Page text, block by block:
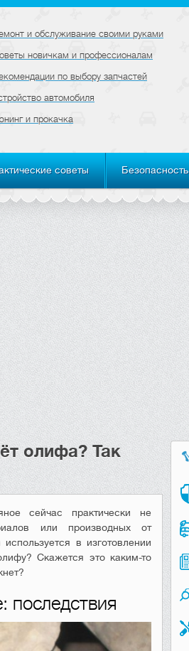
и обслуживание своими руками
новичкам и профессионалам
по выбору запчастей
автомобиля
и прокачка
советы Безопасность
олифа? Так
сейчас практически не
или производных от
в изготовлении
Скажется это каким-то
последствия